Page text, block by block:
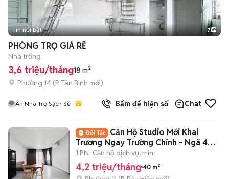
+2
Tin nổi bật 7
PHÒNG TRỌ GIÁ RẼ
Nhà trống
3,6 triệu/tháng18 m²
Phường 14 (P. Tân Bình mới)
Ân Nhà Trọ Sạch Sẽ Bấm để hiện số Chat
Căn Hộ Studio Mới Khai
Trương Ngay Trường Chinh - Ngã 4
Bảy Hiền -CMT8
1 PN Căn hộ dịch vụ, mini
4,2 triệu/tháng 40 m²